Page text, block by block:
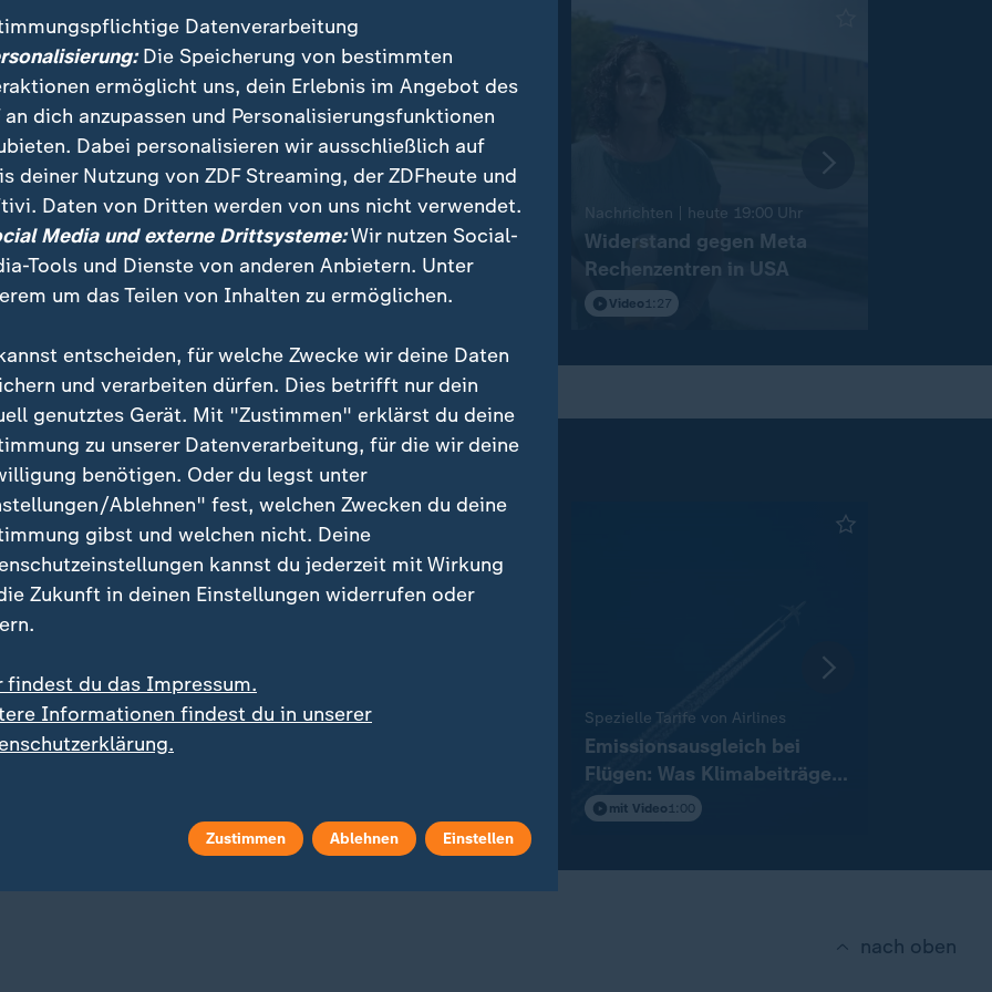
| heute 19:00 Uhr:
statt Theater
1:49
Nachrichten | heute 19:00 Uhr:
Welttag des Bieres: Branche
unter Druck
Video 1:33
Nachrichten | heute 19:00 Uhr:
Widerstand gegen Meta
Rechenzentren in USA
Video 1:27
Entwicklungen:
Sicherheit bei Secondhand-Rädern Spezielle Tarife von Airlines
Emissionsausgleich bei
Flügen: Was Klimabeiträge
bewirken
mit Video 1:00
nach oben
Datenverarbeitung
Die Speicherung von bestimmten
ermöglicht uns, dein Erlebnis im Angebot des
an dich anzupassen und Personalisierungsfunktionen
Dabei personalisieren wir ausschließlich auf
deiner Nutzung von ZDF Streaming, der ZDFheute und
Daten von Dritten werden von uns nicht verwendet.
Media und externe Drittsysteme:Wir nutzen Social-
Tools und Dienste von anderen Anbietern. Unter
um das Teilen von Inhalten zu ermöglichen.
entscheiden, für welche Zwecke wir deine Daten
und verarbeiten dürfen. Dies betrifft nur dein
genutztes Gerät. Mit "Zustimmen" erklärst du deine
zu unserer Datenverarbeitung, für die wir deine
benötigen. Oder du legst unter
Ablehnen" fest, welchen Zwecken du deine
gibst und welchen nicht. Deine
kannst du jederzeit mit Wirkung
Zukunft in deinen Einstellungen widerrufen oder
findest du das Impressum.
Informationen findest du in unserer
Zustimmen Ablehnen Einstellen